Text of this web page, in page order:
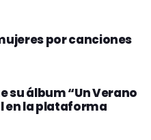
por canciones
su álbum “Un Verano
en la plataforma